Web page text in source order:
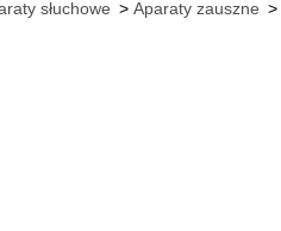
słuchowe Aparaty zauszne